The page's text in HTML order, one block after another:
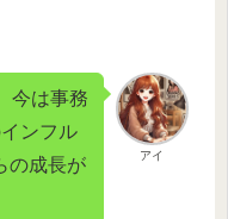
アイ
今は事務
ンフル
の成長が